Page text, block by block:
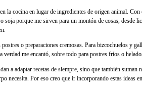
la cocina en lugar de ingredientes de origen animal.
soja porque me sirven para un montón de cosas,
o preparaciones cremosas. Para bizcochuelos y
me encantó, sobre todo para postres fríos o
a adaptar recetas de siempre, sino que también
necesita. Por eso creo que ir incorporando estas